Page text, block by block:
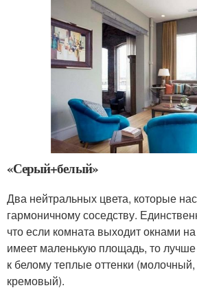
«Серый+белый»
Два нейтральных цвета, которые
гармоничному соседству.
что если комната выходит окнами
имеет маленькую площадь, то лучше
к белому теплые оттенки
кремовый).